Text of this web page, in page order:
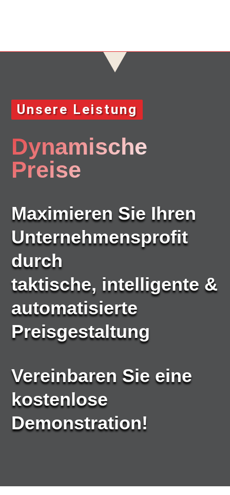
Unsere Leistung
Dynamische
Preise
Maximieren Sie Ihren
Unternehmensprofit
durch
taktische, intelligente &
automatisierte
Preisgestaltung
Vereinbaren Sie eine
kostenlose
Demonstration!